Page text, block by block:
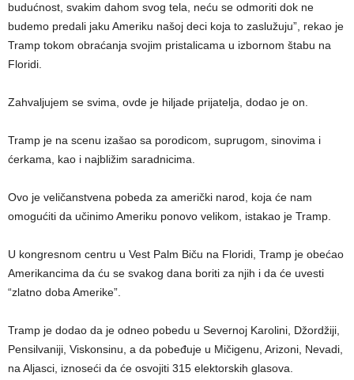
budućnost, svakim dahom svog tela, neću se odmoriti dok ne
budemo predali jaku Ameriku našoj deci koja to zaslužuju”, rekao je
Tramp tokom obraćanja svojim pristalicama u izbornom štabu na
Floridi.
Zahvaljujem se svima, ovde je hiljade prijatelja, dodao je on.
Tramp je na scenu izašao sa porodicom, suprugom, sinovima i
ćerkama, kao i najbližim saradnicima.
Ovo je veličanstvena pobeda za američki narod, koja će nam
omogućiti da učinimo Ameriku ponovo velikom, istakao je Tramp.
U kongresnom centru u Vest Palm Biču na Floridi, Tramp je obećao
Amerikancima da ću se svakog dana boriti za njih i da će uvesti
“zlatno doba Amerike”.
Tramp je dodao da je odneo pobedu u Severnoj Karolini, Džordžiji,
Pensilvaniji, Viskonsinu, a da pobeđuje u Mičigenu, Arizoni, Nevadi,
na Aljasci, iznoseći da će osvojiti 315 elektorskih glasova.